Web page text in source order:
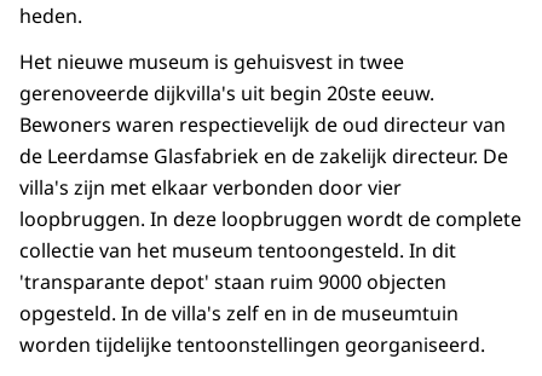
heden.
Het nieuwe museum is gehuisvest in twee
gerenoveerde dijkvilla's uit begin 20ste eeuw.
Bewoners waren respectievelijk de oud directeur van
de Leerdamse Glasfabriek en de zakelijk directeur. De
villa's zijn met elkaar verbonden door vier
loopbruggen. In deze loopbruggen wordt de complete
collectie van het museum tentoongesteld. In dit
'transparante depot' staan ruim 9000 objecten
opgesteld. In de villa's zelf en in de museumtuin
worden tijdelijke tentoonstellingen georganiseerd.